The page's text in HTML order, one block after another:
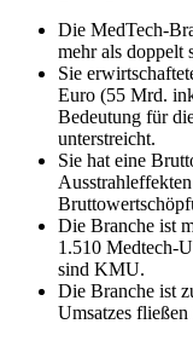
Die MedTech-
mehr als doppelt
Sie
Euro (55 Mrd.
Bedeutung für
unterstreicht.
Sie hat eine
Die Branche ist
1.510 Medtech-
sind KMU.
Die Branche ist
Umsatzes